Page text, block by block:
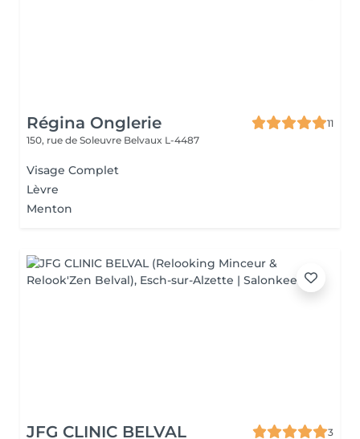
Régina Onglerie
11
150, rue de Soleuvre Belvaux L-4487
Visage Complet
Lèvre
Menton
JFG CLINIC BELVAL
3